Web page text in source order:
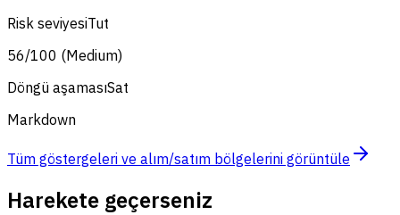
Risk seviyesiTut
56/100 (Medium)
Döngü aşamasıSat
Markdown
Tüm göstergeleri ve alım/satım bölgelerini görüntüle
Harekete geçerseniz